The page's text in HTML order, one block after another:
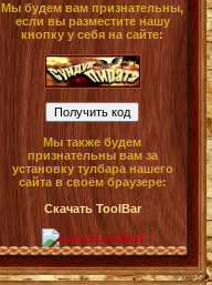
Мы будем вам признательны,
если вы разместите нашу
кнопку у себя на сайте:
Мы также будем
признательны вам за
установку тулбара нашего
сайта в своём браузере:
Скачать ToolBar